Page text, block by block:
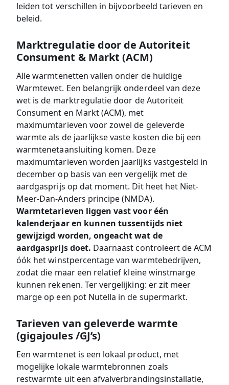
leiden tot verschillen in bijvoorbeeld tarieven en
beleid.
Marktregulatie door de Autoriteit
Consument & Markt (ACM)
Alle warmtenetten vallen onder de huidige
Warmtewet. Een belangrijk onderdeel van deze
wet is de marktregulatie door de Autoriteit
Consument en Markt (ACM), met
maximumtarieven voor zowel de geleverde
warmte als de jaarlijkse vaste kosten die bij een
warmtenetaansluiting komen. Deze
maximumtarieven worden jaarlijks vastgesteld in
december op basis van een vergelijk met de
aardgasprijs op dat moment. Dit heet het Niet-
Meer-Dan-Anders principe (NMDA).
Warmtetarieven liggen vast voor één
kalenderjaar en kunnen tussentijds niet
gewijzigd worden, ongeacht wat de
aardgasprijs doet. Daarnaast controleert de ACM
óók het winstpercentage van warmtebedrijven,
zodat die maar een relatief kleine winstmarge
kunnen rekenen. Ter vergelijking: er zit meer
marge op een pot Nutella in de supermarkt.
Tarieven van geleverde warmte
(gigajoules /GJ’s)
Een warmtenet is een lokaal product, met
mogelijke lokale warmtebronnen zoals
restwarmte uit een afvalverbrandingsinstallatie,